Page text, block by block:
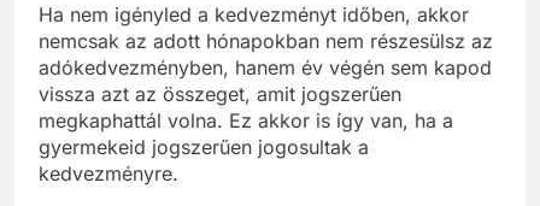
Ha nem igényled a kedvezményt időben, akkor
nemcsak az adott hónapokban nem részesülsz az
adókedvezményben, hanem év végén sem kapod
vissza azt az összeget, amit jogszerűen
megkaphattál volna. Ez akkor is így van, ha a
gyermekeid jogszerűen jogosultak a
kedvezményre.